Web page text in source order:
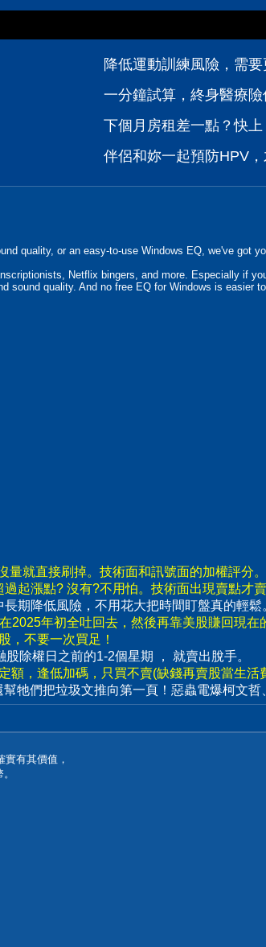
降低運動訓練風險，需
一分鐘試算，終身醫療險
下個月房租差一點？快
伴侶和妳一起預防HPV
quality, or an easy-to-use Windows EQ, we've got
Netflix bingers, and more. Especially if
sound quality. And no free EQ for Windows is easier
就直接刷掉。技術面和訊號面的加權評分。
起漲點? 沒有?不用怕。技術面出現賣點才
期降低風險，不用花大把時間盯盤真的輕鬆
2025年初全吐回去，然後再靠美股賺回現在
，不要一次買足！
除權日之前的1-2個星期 ， 就賣出脫手。
額，逢低加碼，只買不賣(缺錢再賣股當生活
牠們把垃圾文推向第一頁！惡蟲電爆柯文哲
有其價值，